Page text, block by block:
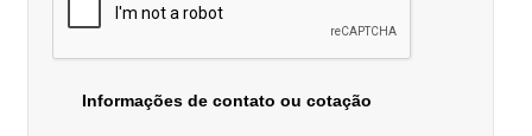
Informações de contato ou cotação